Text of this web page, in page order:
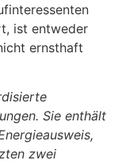
ist entweder
ernsthaft
Sie enthält
zwei